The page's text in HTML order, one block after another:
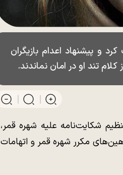
و پیشنهاد اعدام بازیگران
تند او در امان نماندند.
شکایت‌نامه علیه شهره قمر،
مکرر شهره قمر و اتهامات